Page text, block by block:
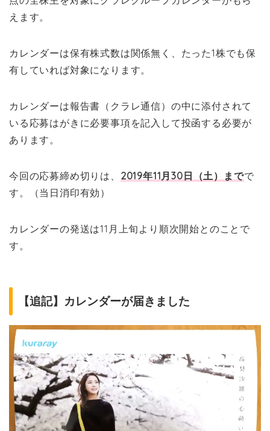
えます。
カレンダーは保有株式数は関係無く、たった1株でも保
有していれば対象になります。
カレンダーは報告書（クラレ通信）の中に添付されて
いる応募はがきに必要事項を記入して投函する必要が
あります。
今回の応募締め切りは、 2019年11月30日（土）までで
す。（当日消印有効）
カレンダーの発送は11月上旬より順次開始とのことで
す。
【追記】カレンダーが届きました